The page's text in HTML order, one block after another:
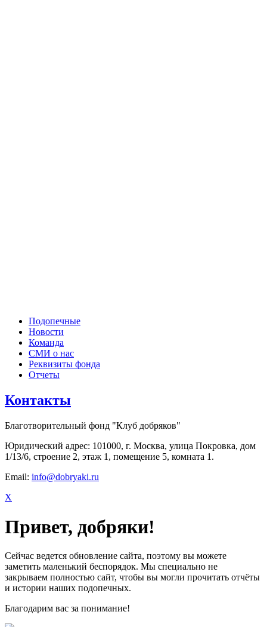
Подопечные
Новости
Команда
СМИ о нас
Реквизиты фонда
Отчеты
Контакты
Благотворительный фонд "Клуб добряков"
Юридический адрес: 101000, г. Москва, улица Покровка, дом
1/13/6, строение 2, этаж 1, помещение 5, комната 1.
Email: info@dobryaki.ru
X
Привет, добряки!
Сейчас ведется обновление сайта, поэтому вы можете
заметить маленький беспорядок. Мы специально не
закрываем полностью сайт, чтобы вы могли прочитать отчёты
и истории наших подопечных.
Благодарим вас за понимание!